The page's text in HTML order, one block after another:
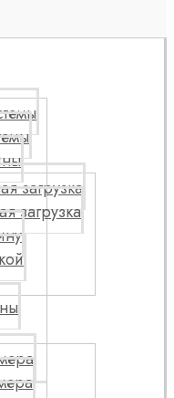
загрузка
загрузка